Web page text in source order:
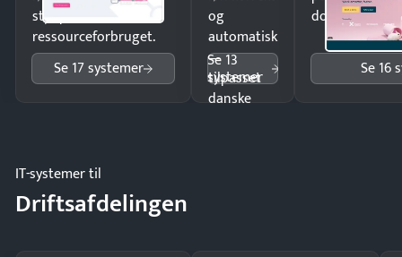
styr på
ressourceforbruget.
Se 17 systemer
og
automatisk
—
tilpasset
danske
Se 13
systemer
dokumenter.
Se 16
IT-systemer til
Driftsafdelingen